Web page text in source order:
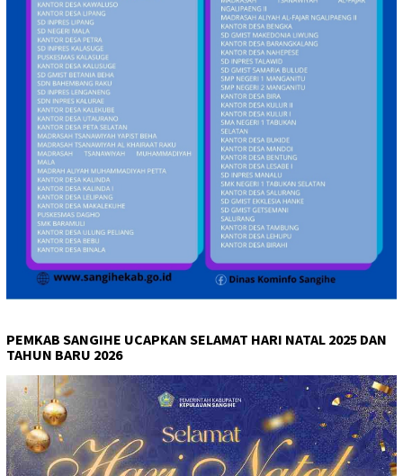
PEMKAB SANGIHE UCAPKAN SELAMAT HARI NATAL 2025 DAN
TAHUN BARU 2026